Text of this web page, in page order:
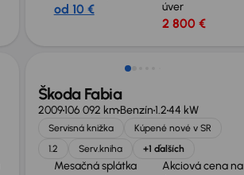
od 10 €
úver
2 800 €
Škoda Fabia
2009106 092 kmBenzín1.244 kW
Servisná knižka
Kúpené nové v SR
1.2
Serv.kniha +1 ďalších
Mesačná splátka
Akciová cena na